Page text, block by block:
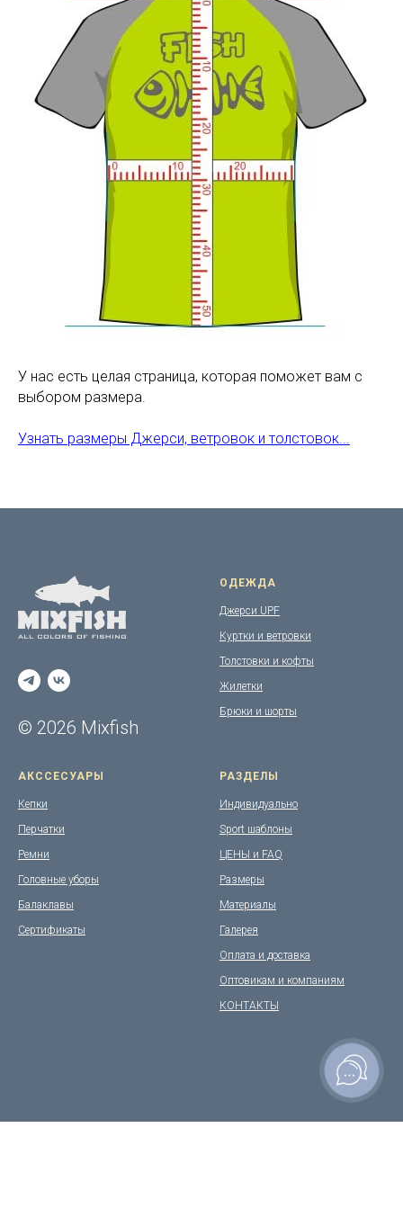
У нас есть целая страница, которая поможет вам с
выбором размера.
Узнать размеры Джерси, ветровок и толстовок...
© 2026 Mixfish
ОДЕЖДА
Джерси UPF
Куртки и ветровки
Толстовки и кофты
Жилетки
Брюки и шорты
АКССЕСУАРЫ
Кепки
Перчатки
Ремни
Головные уборы
Балаклавы
Сертификаты
РАЗДЕЛЫ
Индивидуально
Sport шаблоны
ЦЕНЫ и FAQ
Размеры
Материалы
Галерея
Оплата и доставка
Оптовикам и компаниям
КОНТАКТЫ